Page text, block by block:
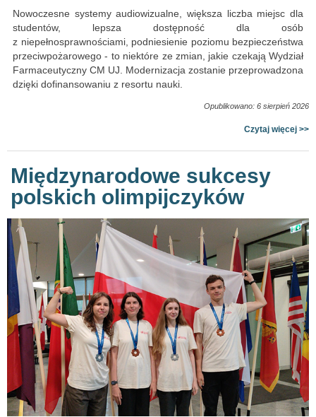
Nowoczesne systemy audiowizualne, większa liczba miejsc dla
studentów, lepsza dostępność dla osób
z niepełnosprawnościami, podniesienie poziomu bezpieczeństwa
przeciwpożarowego - to niektóre ze zmian, jakie czekają Wydział
Farmaceutyczny CM UJ. Modernizacja zostanie przeprowadzona
dzięki dofinansowaniu z resortu nauki.
Opublikowano: 6 sierpień 2026
Czytaj więcej >>
Międzynarodowe sukcesy
polskich olimpijczyków